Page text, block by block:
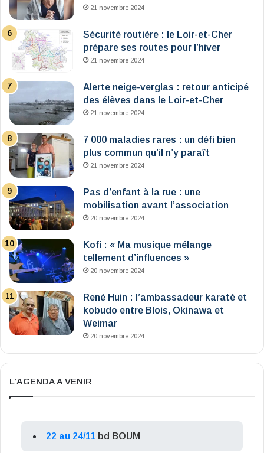
21 novembre 2024
Sécurité routière : le Loir-et-Cher
prépare ses routes pour l’hiver
21 novembre 2024
Alerte neige-verglas : retour anticipé
des élèves dans le Loir-et-Cher
21 novembre 2024
7 000 maladies rares : un défi bien
plus commun qu’il n’y paraît
21 novembre 2024
Pas d’enfant à la rue : une
mobilisation avant l’association
20 novembre 2024
Kofi : « Ma musique mélange
tellement d’influences »
20 novembre 2024
René Huin : l’ambassadeur karaté et
kobudo entre Blois, Okinawa et
Weimar
20 novembre 2024
L’AGENDA A VENIR
22 au 24/11 bd BOUM